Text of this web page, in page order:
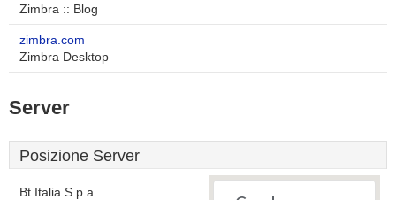
Zimbra :: Blog
zimbra.com
Zimbra Desktop
Server
Posizione Server
Bt Italia S.p.a.